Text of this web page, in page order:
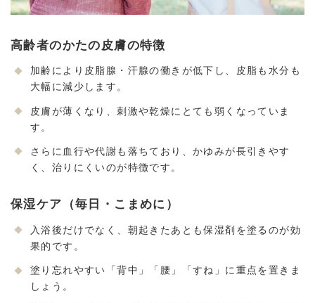
高齢者のかたの皮膚の特徴
加齢により皮脂腺・汗腺の働きが低下し、皮脂も水分も
大幅に減少します。
皮膚が薄くなり、刺激や乾燥にとても弱くなっていま
す。
さらに血行や代謝も落ちており、かゆみが長引きやす
く、治りにくいのが特徴です。
保湿ケア（毎日・こまめに）
入浴後だけでなく、朝起きたあとも保湿剤を塗るのが効
果的です。
塗り忘れやすい「背中」「腰」「すね」に重点を置きま
しょう。